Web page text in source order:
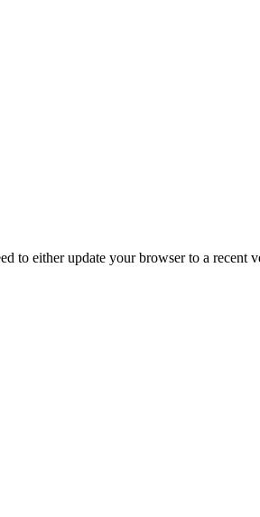
to either update your browser to a recent